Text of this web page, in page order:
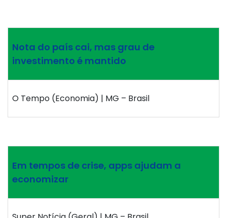
Nota do país cai, mas grau de
investimento é mantido
O Tempo (Economia) | MG – Brasil
Em tempos de crise, apps ajudam a
economizar